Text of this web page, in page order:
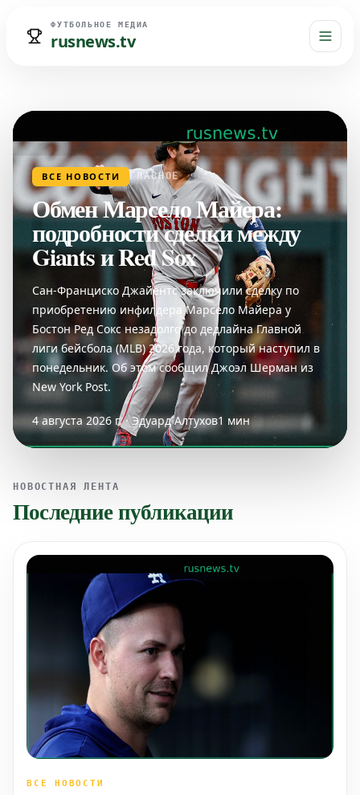
ФУТБОЛЬНОЕ МЕДИА
rusnews.tv
ВСЕ НОВОСТИ ГЛАВНОЕ
Обмен Марсело Майера:
подробности сделки между
Giants и Red Sox
Сан-Франциско Джайентс заключили сделку по
приобретению инфилдера Марсело Майера у
Бостон Ред Сокс незадолго до дедлайна Главной
лиги бейсбола (MLB) 2026 года, который наступил в
понедельник. Об этом сообщил Джоэл Шерман из
New York Post.
4 августа 2026 г. · Эдуард Алтухов1 мин
НОВОСТНАЯ ЛЕНТА
Последние публикации
ВСЕ НОВОСТИ